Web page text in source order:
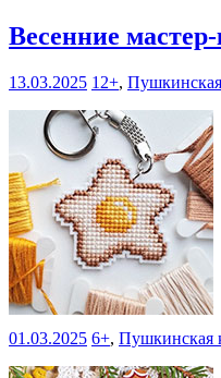
Весенние
13.03.2025 12+, Пушкинская
01.03.2025 6+, Пушкинская